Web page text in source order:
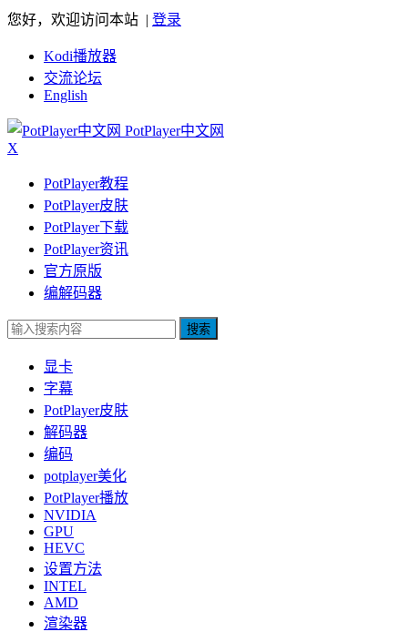
您好，欢迎访问本站 | 登录
Kodi播放器
交流论坛
English
PotPlayer中文网
X
PotPlayer教程
PotPlayer皮肤
PotPlayer下载
PotPlayer资讯
官方原版
编解码器
搜索
显卡
字幕
PotPlayer皮肤
解码器
编码
potplayer美化
PotPlayer播放
NVIDIA
GPU
HEVC
设置方法
INTEL
AMD
渲染器